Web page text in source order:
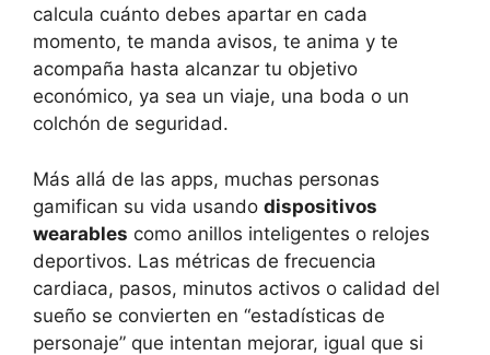
calcula cuánto debes apartar en cada
momento, te manda avisos, te anima y te
acompaña hasta alcanzar tu objetivo
económico, ya sea un viaje, una boda o un
colchón de seguridad.
Más allá de las apps, muchas personas
gamifican su vida usando dispositivos
wearables como anillos inteligentes o relojes
deportivos. Las métricas de frecuencia
cardiaca, pasos, minutos activos o calidad del
sueño se convierten en “estadísticas de
personaje” que intentan mejorar, igual que si